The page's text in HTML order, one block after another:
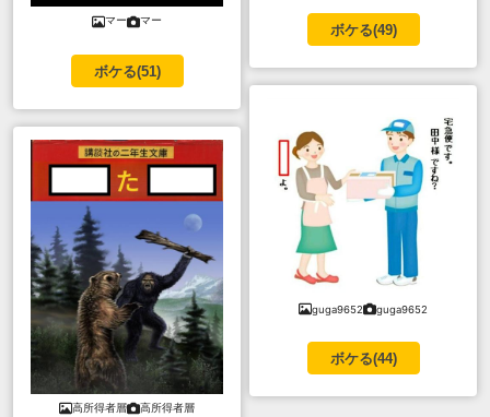
マー マー
ボケる(51)
高所得者層 高所得者層
ボケる(49)
guga9652 guga9652
ボケる(44)